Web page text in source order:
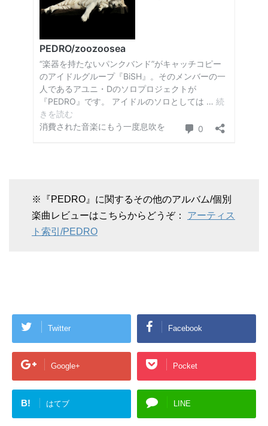
※『PEDRO』に関するその他のアルバム/個別
楽曲レビューはこちらからどうぞ： アーティス
ト索引/PEDRO
Twitter Facebook
Google+ Pocket
B! はてブ LINE